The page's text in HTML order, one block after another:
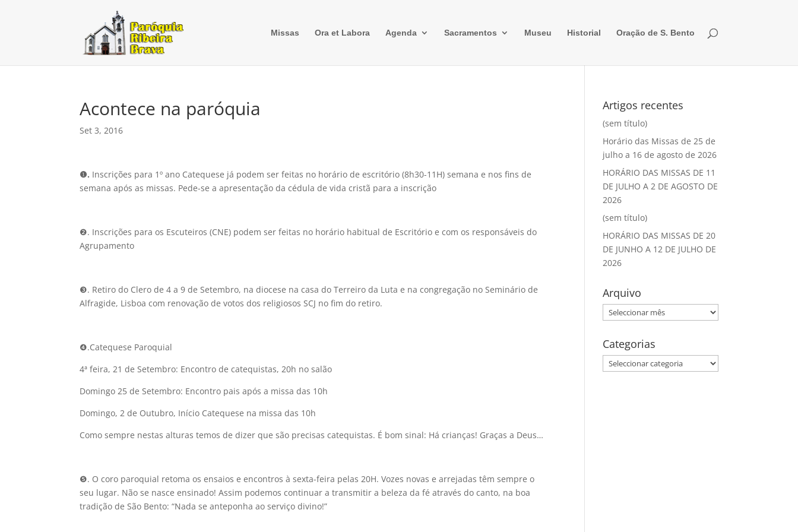
Missas Ora et Labora Agenda Sacramentos Museu Historial Oração de S. Bento
Acontece na paróquia
Set 3, 2016
❶. Inscrições para 1º ano Catequese já podem ser feitas no horário de escritório (8h30-11H) semana e nos fins de
semana após as missas. Pede-se a apresentação da cédula de vida cristã para a inscrição
❷. Inscrições para os Escuteiros (CNE) podem ser feitas no horário habitual de Escritório e com os responsáveis do
Agrupamento
❸. Retiro do Clero de 4 a 9 de Setembro, na diocese na casa do Terreiro da Luta e na congregação no Seminário de
Alfragide, Lisboa com renovação de votos dos religiosos SCJ no fim do retiro.
❹.Catequese Paroquial
4ª feira, 21 de Setembro: Encontro de catequistas, 20h no salão
Domingo 25 de Setembro: Encontro pais após a missa das 10h
Domingo, 2 de Outubro, Início Catequese na missa das 10h
Como sempre nestas alturas temos de dizer que são precisas catequistas. É bom sinal: Há crianças! Graças a Deus…
❺. O coro paroquial retoma os ensaios e encontros à sexta-feira pelas 20H. Vozes novas e arrejadas têm sempre o
seu lugar. Não se nasce ensinado! Assim podemos continuar a transmitir a beleza da fé através do canto, na boa
tradição de São Bento: “Nada se anteponha ao serviço divino!”
Artigos recentes
(sem título)
Horário das Missas de 25 de
julho a 16 de agosto de 2026
HORÁRIO DAS MISSAS DE 11
DE JULHO A 2 DE AGOSTO DE
2026
(sem título)
HORÁRIO DAS MISSAS DE 20
DE JUNHO A 12 DE JULHO DE
2026
Arquivo
Arquivo
Categorias
Categorias